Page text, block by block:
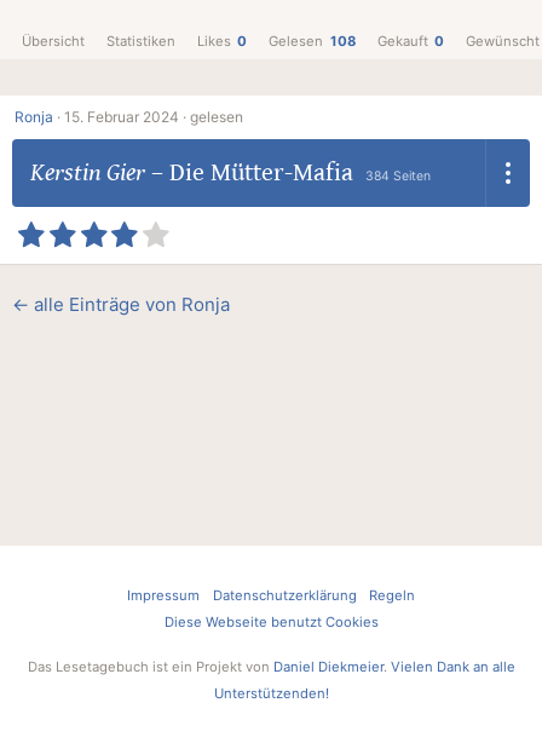
Übersicht Statistiken Likes 0 Gelesen 108 Gekauft 0 Gewünscht
Ronja · 15. Februar 2024 · gelesen
Kerstin Gier– Die Mütter-Mafia 384 Seiten
← alle Einträge von Ronja
Impressum Datenschutzerklärung
Regeln
Diese Webseite benutzt Cookies
Das Lesetagebuch ist ein Projekt von Daniel Diekmeier. Vielen Dank an alle
Unterstützenden!